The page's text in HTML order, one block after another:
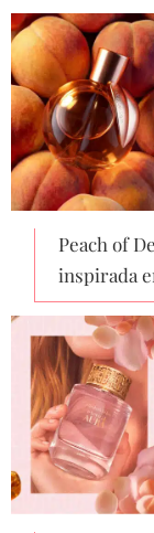
Peach of
inspirada